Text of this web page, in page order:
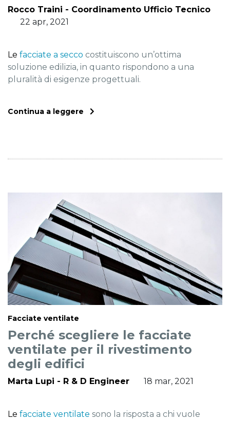
Rocco Traini - Coordinamento Ufficio Tecnico
22 apr, 2021
Le facciate a secco costituiscono un’ottima
soluzione edilizia, in quanto rispondono a una
pluralità di esigenze progettuali.
Continua a leggere
Facciate ventilate
Perché scegliere le facciate
ventilate per il rivestimento
degli edifici
Marta Lupi - R & D Engineer 18 mar, 2021
Le facciate ventilate sono la risposta a chi vuole